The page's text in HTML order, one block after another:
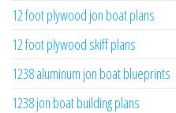
12 foot plywood jon boat plans
12 foot plywood skiff plans
1238 aluminum jon boat blueprints
1238 jon boat building plans